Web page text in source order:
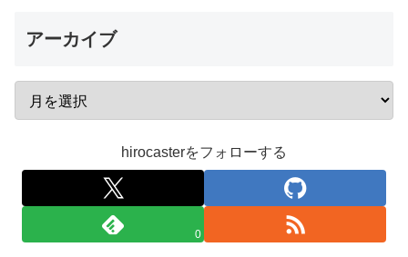
アーカイブ
hirocasterをフォローする
0